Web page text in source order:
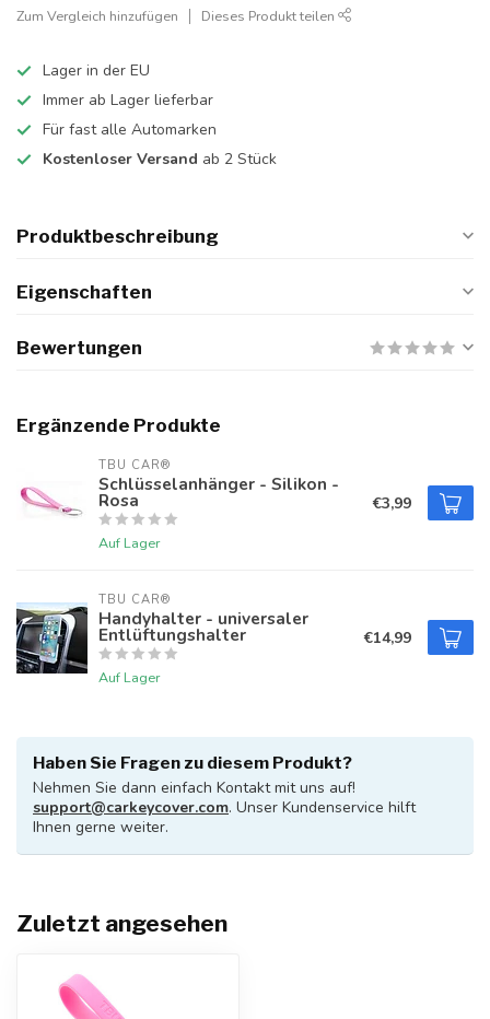
Zum Vergleich hinzufügen Dieses Produkt teilen
Lager in der EU
Immer ab Lager lieferbar
Für fast alle Automarken
Kostenloser Versand ab 2 Stück
Produktbeschreibung
Eigenschaften
Bewertungen
Ergänzende Produkte
TBU CAR®
Schlüsselanhänger - Silikon -
Rosa
Auf Lager
€3,99
TBU CAR®
Handyhalter - universaler
Entlüftungshalter
Auf Lager
€14,99
Haben Sie Fragen zu diesem Produkt?
Nehmen Sie dann einfach Kontakt mit uns auf!
support@carkeycover.com. Unser Kundenservice hilft
Ihnen gerne weiter.
Zuletzt angesehen